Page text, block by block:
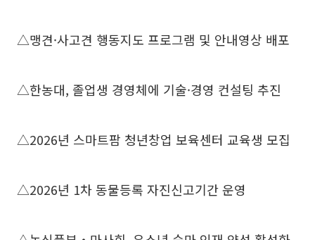
△맹견·사고견 행동지도 프로그램 및 안내영상 배포
△한농대, 졸업생 경영체에 기술·경영 컨설팅 추진
△2026년 스마트팜 청년창업 보육센터 교육생 모집
△2026년 1차 동물등록 자진신고기간 운영